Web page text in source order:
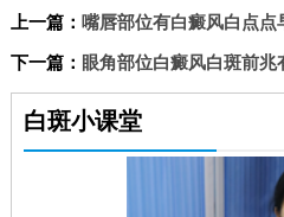
上一篇： 嘴唇部位有白癜风白点点
下一篇： 眼角部位白癜风白斑前兆
白斑小课堂